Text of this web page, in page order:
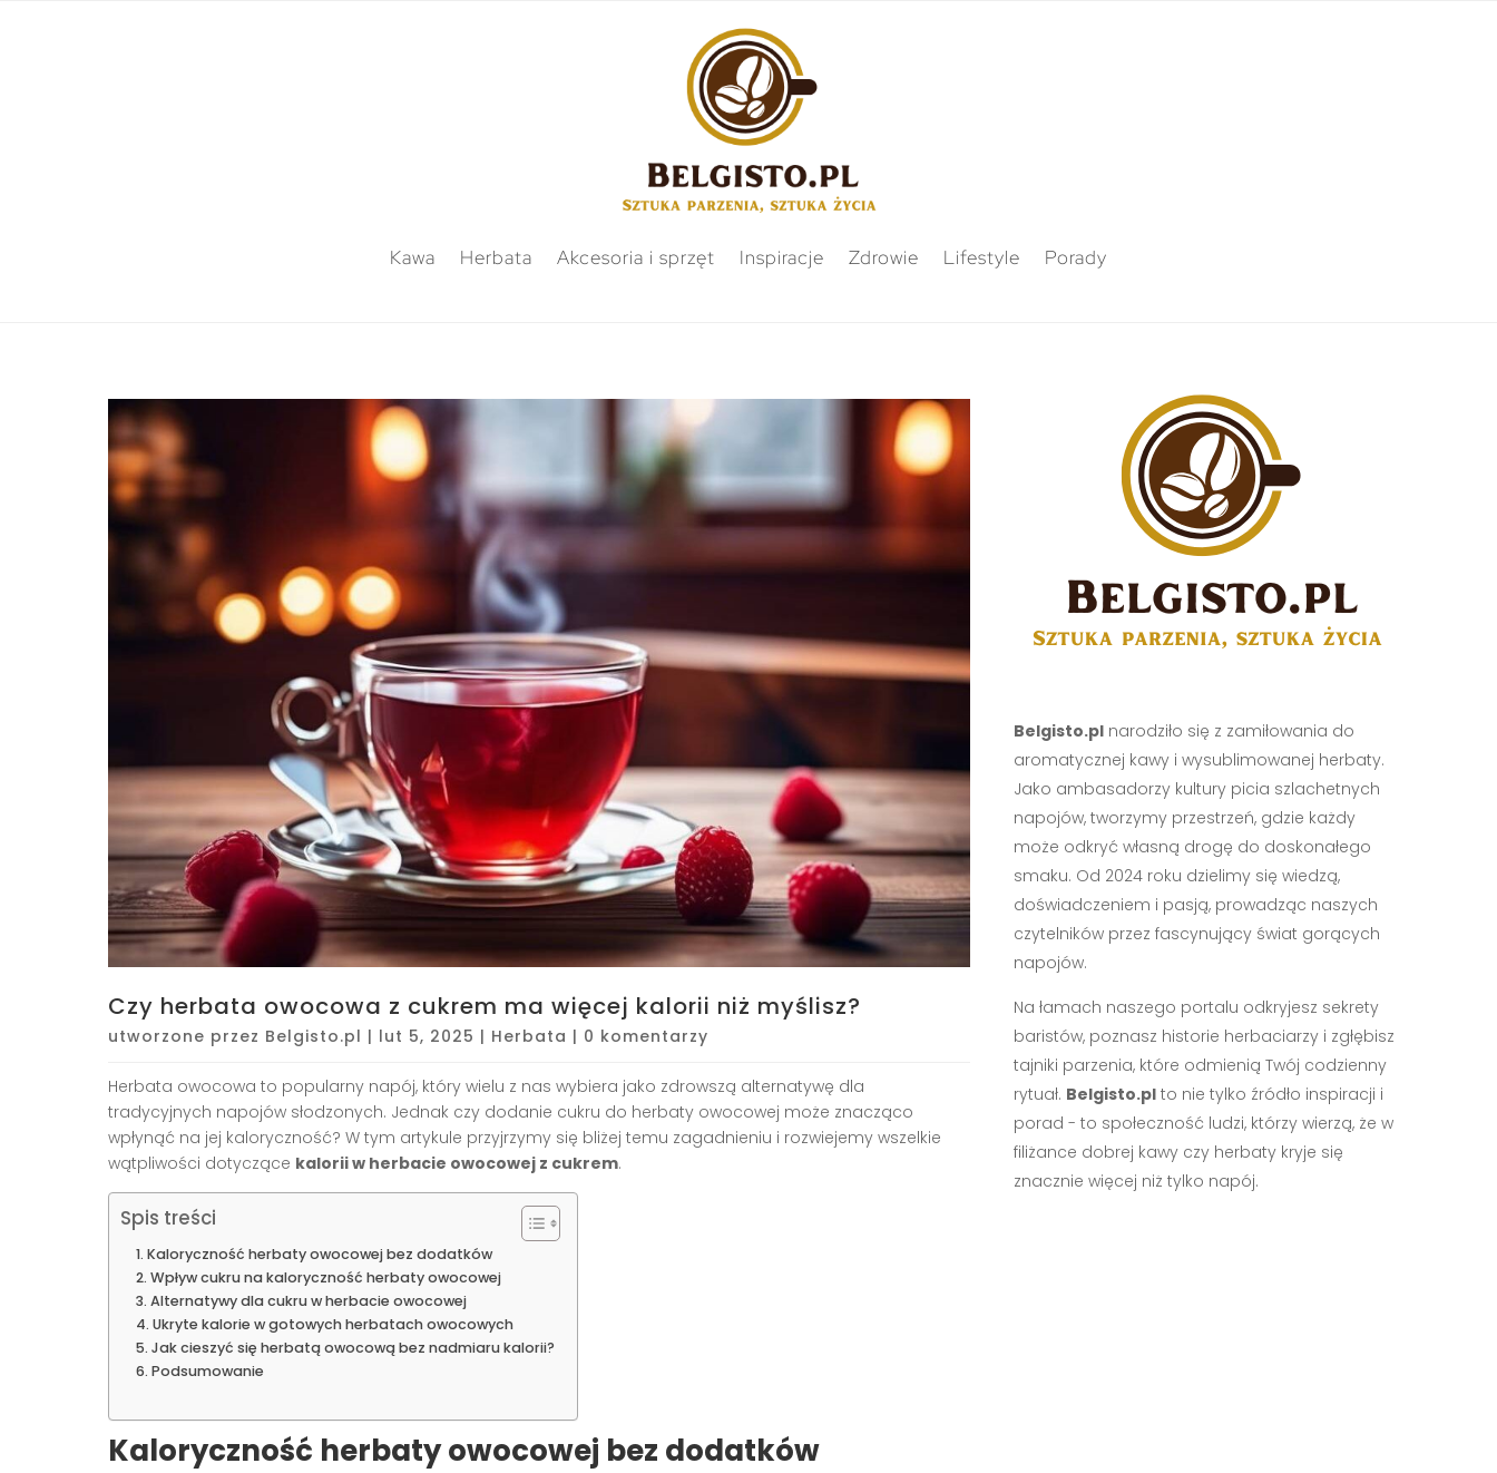
Kawa Herbata Akcesoria i sprzęt Inspiracje Zdrowie Lifestyle Porady
Czy herbata owocowa z cukrem ma więcej kalorii niż myślisz?
utworzone przez Belgisto.pl | lut 5, 2025 | Herbata | 0 komentarzy
Herbata owocowa to popularny napój, który wielu z nas wybiera jako zdrowszą alternatywę dla
tradycyjnych napojów słodzonych. Jednak czy dodanie cukru do herbaty owocowej może znacząco
wpłynąć na jej kaloryczność? W tym artykule przyjrzymy się bliżej temu zagadnieniu i rozwiejemy wszelkie
wątpliwości dotyczące kalorii w herbacie owocowej z cukrem.
Spis treści
Kaloryczność herbaty owocowej bez dodatków
Wpływ cukru na kaloryczność herbaty owocowej
Alternatywy dla cukru w herbacie owocowej
Ukryte kalorie w gotowych herbatach owocowych
Jak cieszyć się herbatą owocową bez nadmiaru kalorii?
Podsumowanie
Kaloryczność herbaty owocowej bez dodatków
Belgisto.plnarodziło się z zamiłowania do
aromatycznej kawy i wysublimowanej herbaty.
Jako ambasadorzy kultury picia szlachetnych
napojów, tworzymy przestrzeń, gdzie każdy
może odkryć własną drogę do doskonałego
smaku. Od 2024 roku dzielimy się wiedzą,
doświadczeniem i pasją, prowadząc naszych
czytelników przez fascynujący świat gorących
napojów.
Na łamach naszego portalu odkryjesz sekrety
baristów, poznasz historie herbaciarzy i zgłębisz
tajniki parzenia, które odmienią Twój codzienny
rytuał. Belgisto.plto nie tylko źródło inspiracji i
porad - to społeczność ludzi, którzy wierzą, że w
filiżance dobrej kawy czy herbaty kryje się
znacznie więcej niż tylko napój.